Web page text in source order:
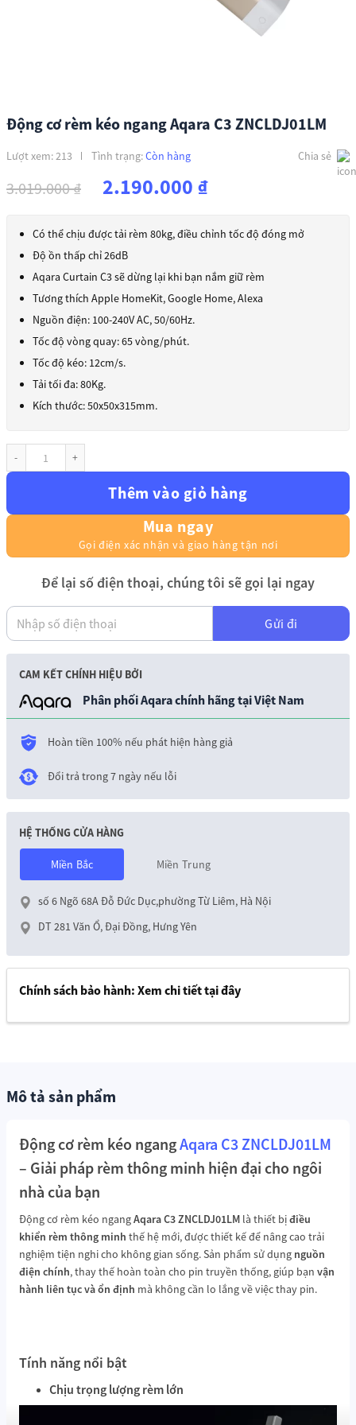
Động cơ rèm kéo ngang Aqara C3 ZNCLDJ01LM
Lượt xem: 213 Tình trạng:Còn hàng Chia sẻ
3.019.000₫ Giá
gốc
3.019.000 ₫.
2.190.000 ₫Giá
là:
Có thể chịu được tải rèm 80kg, điều chỉnh tốc độ đóng mở
Độ ồn thấp chỉ 26dB
Aqara Curtain C3 sẽ dừng lại khi bạn nắm giữ rèm
Tương thích Apple HomeKit, Google Home, Alexa
Nguồn điện: 100-240V AC, 50/60Hz.
Tốc độ vòng quay: 65 vòng/phút.
Tốc độ kéo: 12cm/s.
Tải tối đa: 80Kg.
Kích thước: 50x50x315mm.
Động cơ rèm kéo ngang Aqara C3 ZNCLDJ01LM số lượng
Thêm vào giỏ hàng
Mua ngay
Gọi điện xác nhận và giao hàng tận nơi
Để lại số điện thoại, chúng tôi sẽ gọi lại ngay
Gửi đi
CAM KẾT CHÍNH HIỆU BỞI
Phân phối Aqara chính hãng tại Việt Nam
Hoàn tiền 100% nếu phát hiện hàng giả
Đổi trả trong 7 ngày nếu lỗi
HỆ THỐNG CỬA HÀNG
Miền Bắc Miền Trung
số 6 Ngõ 68A Đỗ Đức Dục,phường Từ Liêm, Hà Nội
DT 281 Văn Ổ, Đại Đồng, Hưng Yên
Chính sách bảo hành: Xem chi tiết tại đây
Mô tả sản phẩm
Động cơ rèm kéo ngangAqara C3 ZNCLDJ01LM
– Giải pháp rèm thông minh hiện đại cho ngôi
nhà của bạn
Động cơ rèm kéo ngangAqara C3 ZNCLDJ01LM là thiết bịđiều
khiển rèm thông minh thế hệ mới, được thiết kế để nâng cao trải
nghiệm tiện nghi cho không gian sống. Sản phẩm sử dụng nguồn
điện chính, thay thế hoàn toàn cho pin truyền thống, giúp bạn vận
hành liên tục và ổn định mà không cần lo lắng về việc thay pin.
Tính năng nổi bật
Chịu trọng lượng rèm lớn